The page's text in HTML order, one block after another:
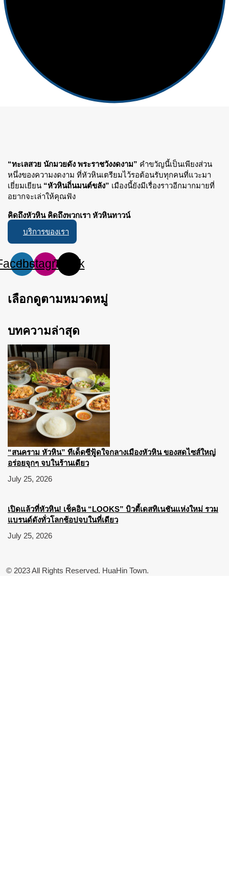
“ทะเลสวย นักมวยดัง พระราชวังงดงาม” คำขวัญนี้เป็นเพียงส่วน
หนึ่งของความงดงาม ที่หัวหินเตรียมไว้รอต้อนรับทุกคนที่แวะมา
เยี่ยมเยียน “หัวหินถิ่นมนต์ขลัง” เมืองนี้ยังมีเรื่องราวอีกมากมายที่
อยากจะเล่าให้คุณฟัง
คิดถึงหัวหิน คิดถึงพวกเรา หัวหินทาวน์
บริการของเรา
InstagramTiktok
เลือกดูตามหมวดหมู่
บทความล่าสุด
“สนคราม หัวหิน” ทีเด็ดซีฟู้ดใจกลางเมืองหัวหิน ของสดไซส์ใหญ่
อร่อยจุกๆ จบในร้านเดียว
July 25, 2026
เปิดแล้วที่หัวหิน! เช็คอิน “LOOKS” บิวตี้เดสทิเนชันแห่งใหม่ รวม
แบรนด์ดังทั่วโลกช้อปจบในที่เดียว
July 25, 2026
© 2023 All Rights Reserved. HuaHin Town.